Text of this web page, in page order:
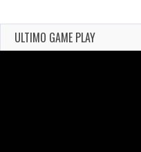
ULTIMO GAME PLAY